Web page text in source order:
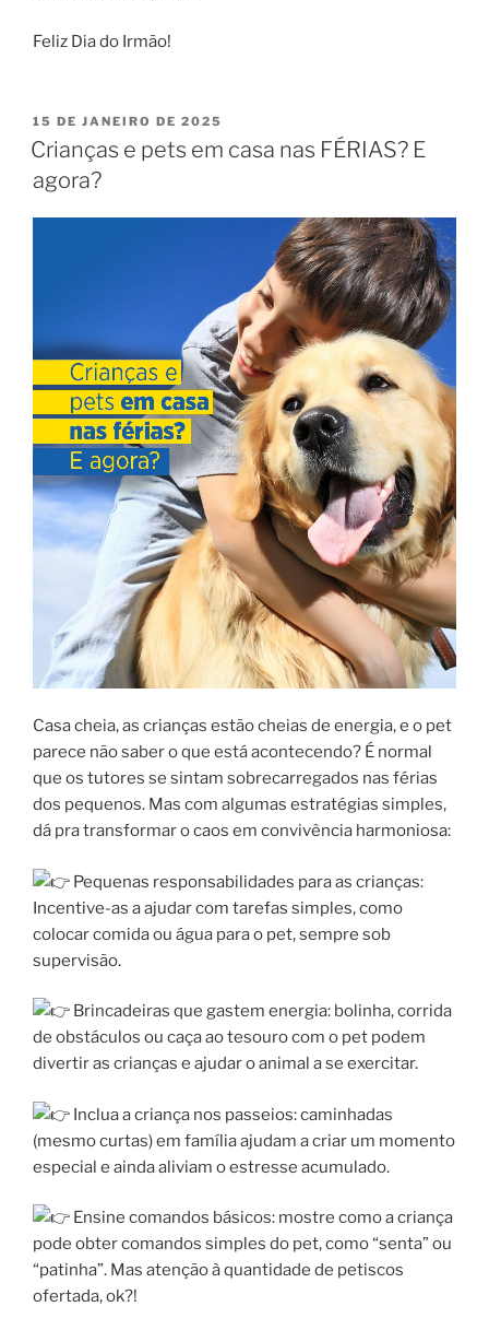
Feliz Dia do Irmão!
15 DE JANEIRO DE 2025
Crianças e pets em casa nas FÉRIAS? E
agora?
Casa cheia, as crianças estão cheias de energia, e o pet
parece não saber o que está acontecendo? É normal
que os tutores se sintam sobrecarregados nas férias
dos pequenos. Mas com algumas estratégias simples,
dá pra transformar o caos em convivência harmoniosa:
Pequenas responsabilidades para as crianças:
Incentive-as a ajudar com tarefas simples, como
colocar comida ou água para o pet, sempre sob
supervisão.
Brincadeiras que gastem energia: bolinha, corrida
de obstáculos ou caça ao tesouro com o pet podem
divertir as crianças e ajudar o animal a se exercitar.
Inclua a criança nos passeios: caminhadas
(mesmo curtas) em família ajudam a criar um momento
especial e ainda aliviam o estresse acumulado.
Ensine comandos básicos: mostre como a criança
pode obter comandos simples do pet, como “senta” ou
“patinha”. Mas atenção à quantidade de petiscos
ofertada, ok?!